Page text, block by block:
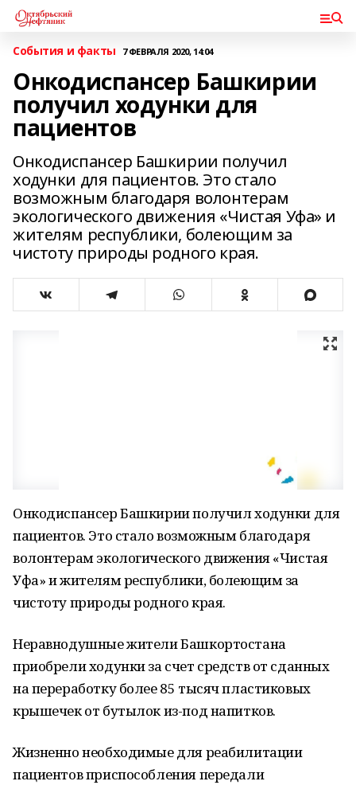
События и факты 7 ФЕВРАЛЯ 2020, 14:04
Онкодиспансер Башкирии
получил ходунки для
пациентов
Онкодиспансер Башкирии получил
ходунки для пациентов. Это стало
возможным благодаря волонтерам
экологического движения «Чистая Уфа» и
жителям республики, болеющим за
чистоту природы родного края.
Онкодиспансер Башкирии получил ходунки для
пациентов. Это стало возможным благодаря
волонтерам экологического движения «Чистая
Уфа» и жителям республики, болеющим за
чистоту природы родного края.
Неравнодушные жители Башкортостана
приобрели ходунки за счет средств от сданных
на переработку более 85 тысяч пластиковых
крышечек от бутылок из-под напитков.
Жизненно необходимые для реабилитации
пациентов приспособления передали